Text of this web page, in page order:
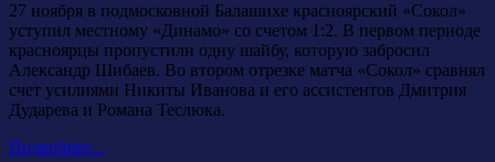
27 ноября в подмосковной Балашихе красноярский «Сокол»
уступил местному «Динамо» со счетом 1:2. В первом периоде
красноярцы пропустили одну шайбу, которую забросил
Александр Шибаев. Во втором отрезке матча «Сокол» сравнял
счет усилиями Никиты Иванова и его ассистентов Дмитрия
Дударева и Романа Теслюка.
Подробнее...